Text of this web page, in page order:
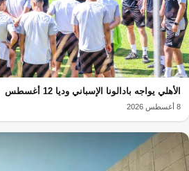
الأهلي يواجه بادالونا الإسباني وديا 12 أغسطس
8 أغسطس 2026